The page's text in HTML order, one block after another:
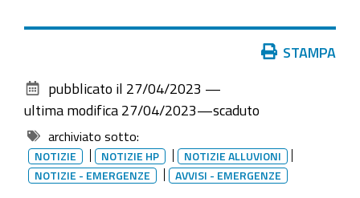
documento
STAMPA
pubblicato il 27/04/2023 —
ultima modifica 27/04/2023—scaduto
archiviato sotto:
NOTIZIE NOTIZIE HP
NOTIZIE ALLUVIONI
NOTIZIE - EMERGENZE
AVVISI - EMERGENZE